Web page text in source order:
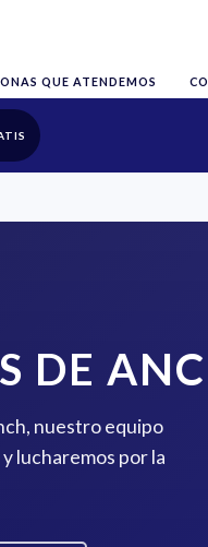
QUE ATENDEMOS
DE
nuestro equipo
lucharemos por la